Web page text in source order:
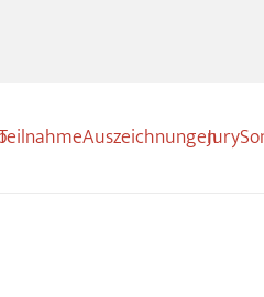
AuszeichnungenJury